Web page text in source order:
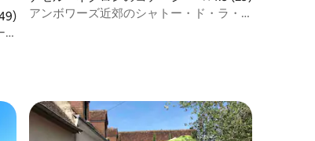
49件、5つ星中4.67つ星の平均評価
アンボワーズ近郊のシャトー・ド・ラ・